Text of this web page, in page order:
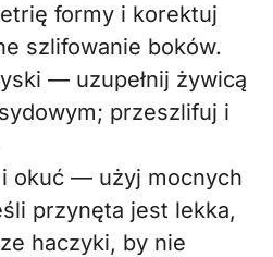
formy i korektuj
szlifowanie boków.
— uzupełnij żywicą
przeszlifuj i
i okuć — użyj mocnych
przynęta jest lekka,
haczyki, by nie